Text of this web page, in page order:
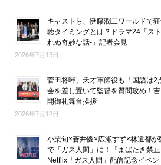
キャストら、伊藤潤二ワールドで
聴タイミングとは？ドラマ24「ス
れぬ奇妙な話-」記者会見
2026年7月13日
菅田将暉、天才軍師役も「国語は2
会を差し置いて監督を質問攻め！
開御礼舞台挨拶
2026年7月12日
小栗旬×蒼井優×広瀬すず×林遣都が
で「ガス人間」に！「まばたき禁止
Netflix「ガス人間」配信記念イベン